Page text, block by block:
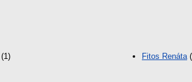
(1) Fitos Renáta